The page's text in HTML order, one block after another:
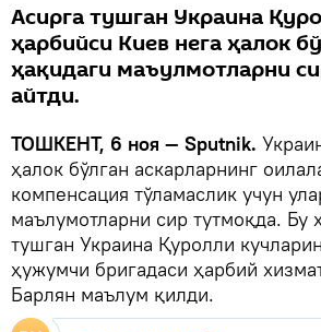
Асирга тушган Украина
ҳарбийси Киев нега ҳалок
ҳақидаги маъулмотларни
айтди.
ТОШКЕНТ, 6 ноя — Sputnik.
ҳалок бўлган аскарларнинг
компенсация тўламаслик учун
маълумотларни сир тутмоқда. Бу
тушган Украина Қуролли
ҳужумчи бригадаси ҳарбий
Барлян маълум қилди.